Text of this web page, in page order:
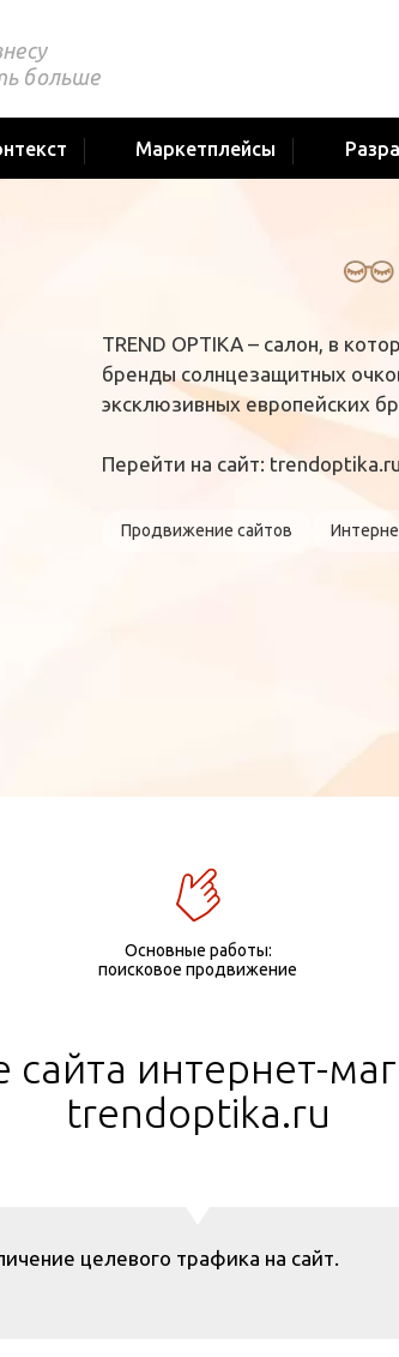
больше
Маркетплейсы
TREND OPTIKA – салон, в
бренды солнцезащитных
эксклюзивных европейских
Перейти на сайт: trendoptika.ru
Продвижение сайтов
Основные работы:
поисковое продвижение
интернет-
trendoptika.ru
целевого трафика на сайт.